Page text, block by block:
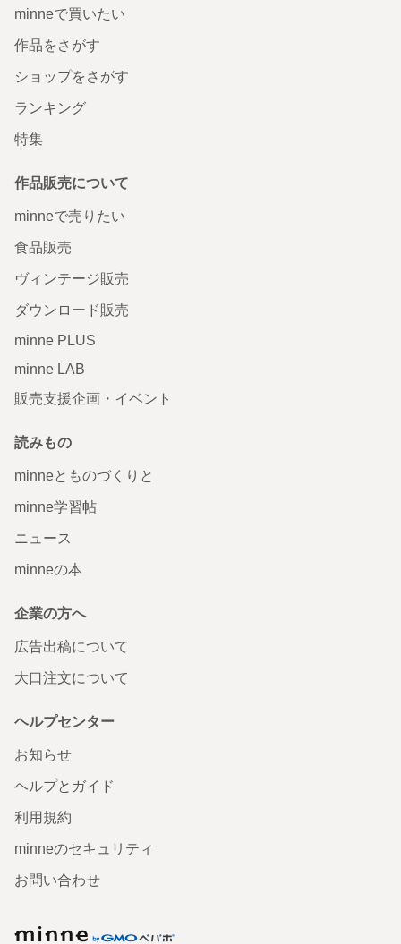
minneで買いたい
作品をさがす
ショップをさがす
ランキング
特集
作品販売について
minneで売りたい
食品販売
ヴィンテージ販売
ダウンロード販売
minne PLUS
minne LAB
販売支援企画・イベント
読みもの
minneとものづくりと
minne学習帖
ニュース
minneの本
企業の方へ
広告出稿について
大口注文について
ヘルプセンター
お知らせ
ヘルプとガイド
利用規約
minneのセキュリティ
お問い合わせ